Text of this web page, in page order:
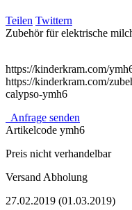
Teilen Twittern
Zubehör für elektrische
https://kinderkram.com/
https://kinderkram.com/
calypso-ymh6
Anfrage senden
Artikelcode ymh6
Preis nicht verhandelbar
Versand Abholung
27.02.2019 (01.03.2019)